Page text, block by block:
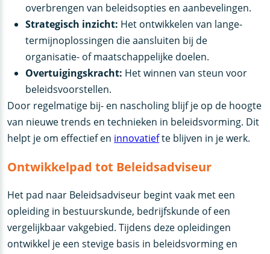
overbrengen van beleidsopties en aanbevelingen.
Strategisch inzicht: Het ontwikkelen van lange-
termijnoplossingen die aansluiten bij de
organisatie- of maatschappelijke doelen.
Overtuigingskracht: Het winnen van steun voor
beleidsvoorstellen.
Door regelmatige bij- en nascholing blijf je op de hoogte
van nieuwe trends en technieken in beleidsvorming. Dit
helpt je om effectief en innovatiefte blijven in je werk.
Ontwikkelpad tot Beleidsadviseur
Het pad naar Beleidsadviseur begint vaak met een
opleiding in bestuurskunde, bedrijfskunde of een
vergelijkbaar vakgebied. Tijdens deze opleidingen
ontwikkel je een stevige basis in beleidsvorming en